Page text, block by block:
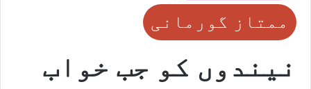
ممتاز گورمانی
نیندوں کو جب خواب